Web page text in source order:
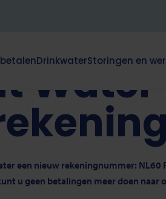
Drinkwater
Dit
deze
subnavigatie
open
of
Storingen en
Water
een nieuw rekeningnummer:
u geen betalingen meer doen naar